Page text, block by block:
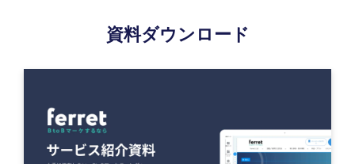
資料ダウンロード